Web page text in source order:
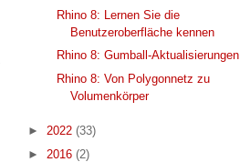
Rhino 8: Lernen Sie die
Benutzeroberfläche kennen
Rhino 8: Gumball-Aktualisierungen
Rhino 8: Von Polygonnetz zu
Volumenkörper
► 2022 (33)
► 2016 (2)